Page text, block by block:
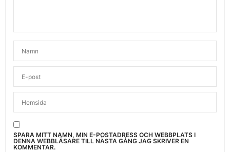
SPARA MITT NAMN, MIN E-POSTADRESS OCH WEBBPLATS I
DENNA WEBBLÄSARE TILL NÄSTA GÅNG JAG SKRIVER EN
KOMMENTAR.